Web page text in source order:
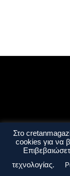
Στο
cookies για να
τεχνολογίας.